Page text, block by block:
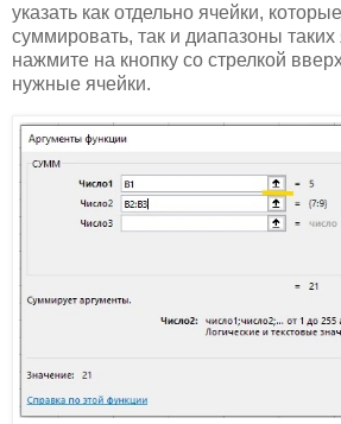
указать как отдельно ячейки,
суммировать, так и диапазоны таких
нажмите на кнопку со стрелкой
нужные ячейки.